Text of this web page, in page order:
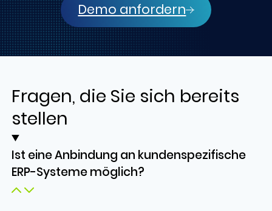
Demo anfordern
Fragen, die Sie sich bereits
stellen
Ist eine Anbindung an kundenspezifische
ERP-Systeme möglich?